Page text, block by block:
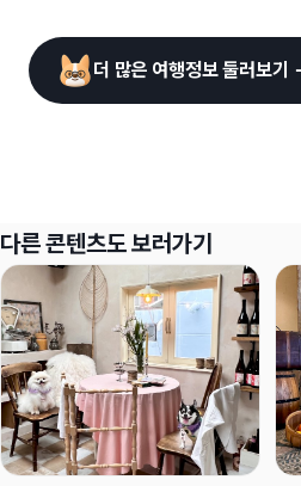
더 많은 여행정보 둘러보기
다른 콘텐츠도 보러가기